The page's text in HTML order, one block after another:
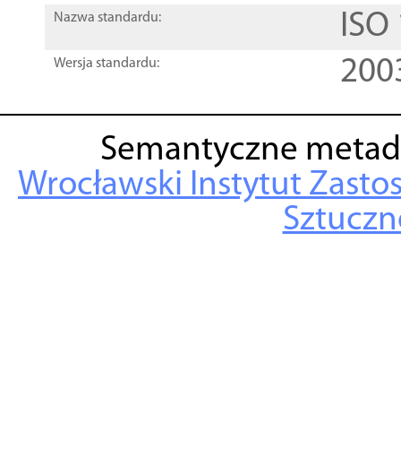
Nazwa standardu:
Wersja standardu:
Semantyczne
Wrocławski Instytut